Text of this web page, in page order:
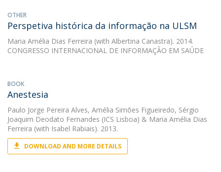
OTHER
Perspetiva histórica da informação na ULSM
Maria Amélia Dias Ferreira (with Albertina Canastra). 2014.
CONGRESSO INTERNACIONAL DE INFORMAÇÃO EM SAÚDE
BOOK
Anestesia
Paulo Jorge Pereira Alves, Amélia Simões Figueiredo, Sérgio
Joaquim Deodato Fernandes (ICS Lisboa) & Maria Amélia Dias
Ferreira (with Isabel Rabiais). 2013.
DOWNLOAD AND MORE DETAILS